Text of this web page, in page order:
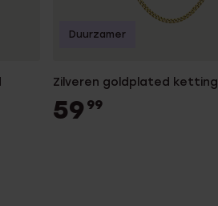
Zilveren goldplated ketting
59 99
Duurzamer